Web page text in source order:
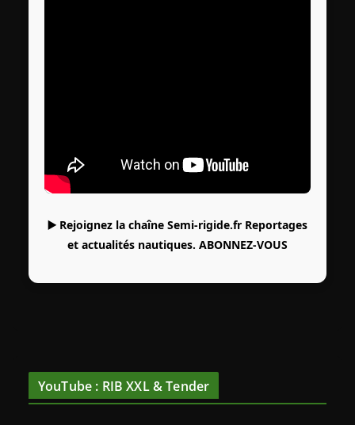
▶️ Rejoignez la chaîne Semi-rigide.fr Reportages
et actualités nautiques. ABONNEZ-VOUS
YouTube : RIB XXL & Tender